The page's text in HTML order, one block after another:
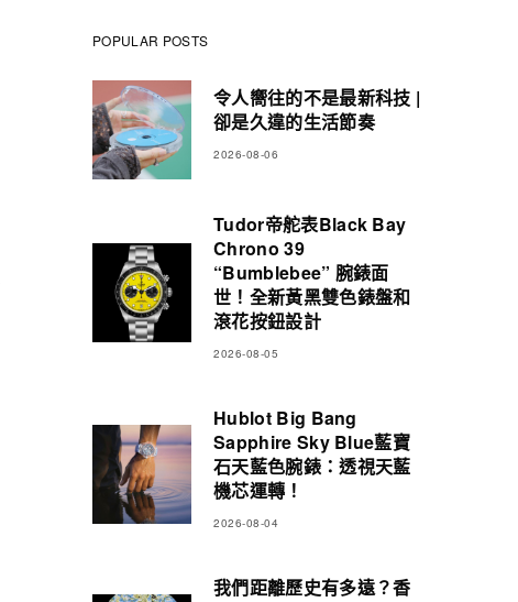
POPULAR POSTS
令人嚮往的不是最新科技 |
卻是久違的生活節奏
2026-08-06
Tudor帝舵表Black Bay
Chrono 39
“Bumblebee” 腕錶面
世！全新黃黑雙色錶盤和
滾花按鈕設計
2026-08-05
Hublot Big Bang
Sapphire Sky Blue藍寶
石天藍色腕錶：透視天藍
機芯運轉！
2026-08-04
我們距離歷史有多遠？香